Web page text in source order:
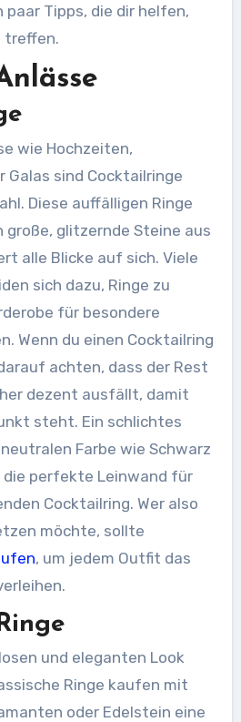
paar Tipps, die dir helfen,
treffen.
wie Hochzeiten,
Galas sind Cocktailringe
Diese auffälligen Ringe
große, glitzernde Steine aus
alle Blicke auf sich. Viele
sich dazu, Ringe zu
für besondere
Wenn du einen Cocktailring
achten, dass der Rest
dezent ausfällt, damit
steht. Ein schlichtes
Farbe wie Schwarz
die perfekte Leinwand für
Cocktailring. Wer also
möchte, sollte
, um jedem Outfit das
und eleganten Look
Ringe kaufen mit
oder Edelstein eine